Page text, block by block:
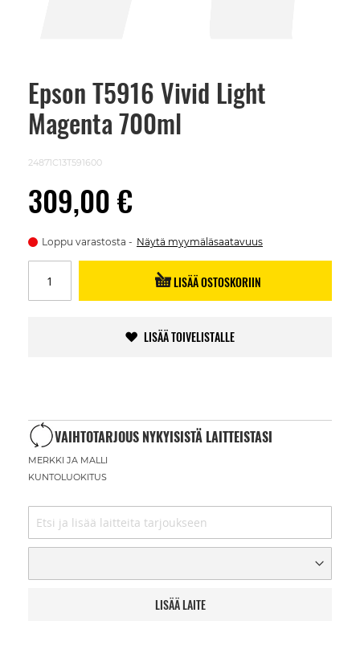
Epson T5916 Vivid Light
Magenta 700ml
24871C13T591600
309,00 €
Loppu varastosta Näytä myymäläsaatavuus
LISÄÄ OSTOSKORIIN
LISÄÄ TOIVELISTALLE
VAIHTOTARJOUS NYKYISISTÄ LAITTEISTASI
MERKKI JA MALLI
KUNTOLUOKITUS
LISÄÄ LAITE
Skip
beginning
images